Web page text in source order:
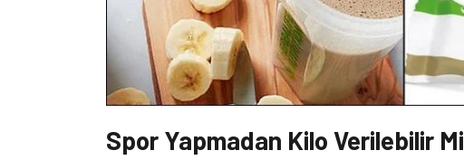
Spor Yapmadan Kilo Verilebilir Mi